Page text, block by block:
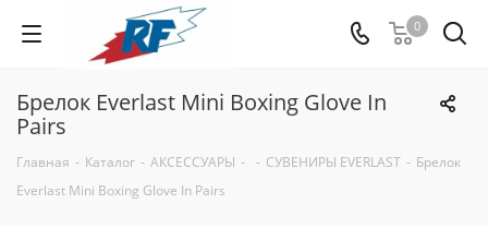
0
Брелок Everlast Mini Boxing Glove In
Pairs
Главная - Каталог - АКСЕССУАРЫ - - СУВЕНИРЫ EVERLAST - Брелок
Everlast Mini Boxing Glove In Pairs